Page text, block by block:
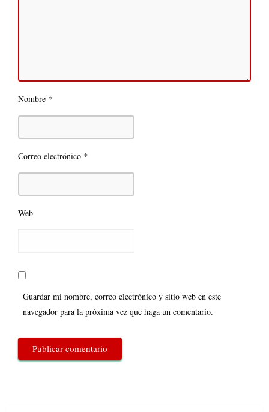
Nombre *
Correo electrónico *
Web
Guardar mi nombre, correo electrónico y sitio web en este
navegador para la próxima vez que haga un comentario.